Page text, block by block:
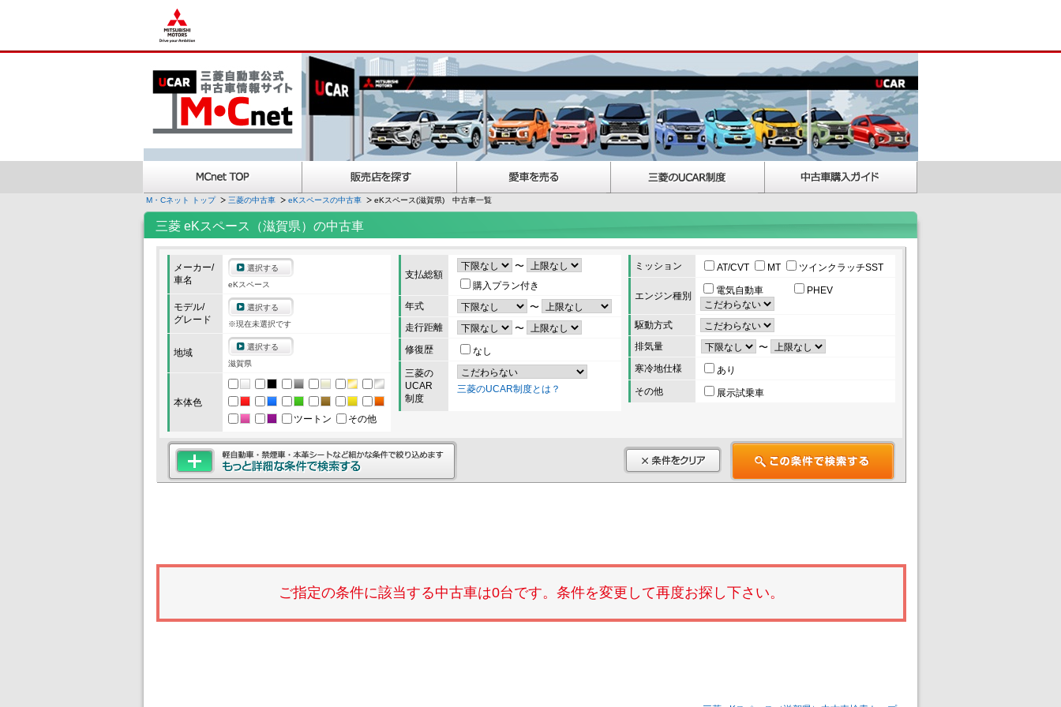
M・Cネット トップ 三菱の中古車 eKスペースの中古車 eKスペース(滋賀県) 中古車一覧
三菱 eKスペース（滋賀県）の中古車
メーカー/
車名
選択する
eKスペース
モデル/
グレード
選択する
※現在未選択です
地域
選択する
滋賀県
本体色
ツートン
その他
支払総額
〜
購入プラン付き
年式
〜
走行距離
〜
修復歴
なし
三菱の
UCAR
制度
三菱のUCAR制度とは？
ミッション AT/CVT MT ツインクラッチSST
エンジン種別 電気自動車 PHEV
駆動方式
排気量
〜
寒冷地仕様
あり
その他
展示試乗車
ご指定の条件に該当する中古車は0台です。条件を変更して再度お探し下さい。